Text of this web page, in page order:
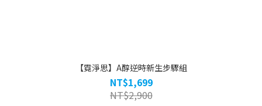
【霓淨思】A醇逆時新生步驟組
NT$1,699
NT$2,900